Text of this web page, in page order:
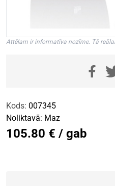
Attēlam ir informatīva nozīme. Tā
Kods: 007345
Noliktavā: Maz
105.80 € / gab